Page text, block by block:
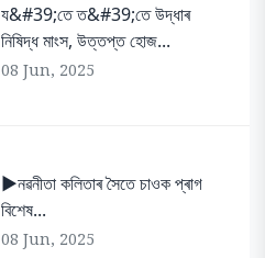
য&#39;তে ত&#39;তে উদ্ধাৰ
নিষিদ্ধ মাংস, উত্তপ্ত হোজ...
08 Jun, 2025
▶️নৱনীতা কলিতাৰ সৈতে চাওক প্ৰাগ
বিশেষ...
08 Jun, 2025